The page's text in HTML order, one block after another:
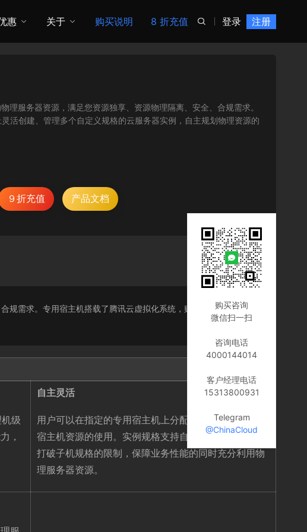
登录 注册

惠 关于 购买说明 8 折充值
服务器资源，满足您资源独享、资源物理隔离、安全、合规需求。
活创建、管理多个自定义规格的云服务器实例，自主规划物理资源的
９折充值 产品文档
需求。专用宿主机搭载了腾讯云虚拟化系统，购买之后，您可在
级
，
自主灵活
用户可以在指定的专用宿主机上分配云服务器自主规划
宿主机资源的使用。实例规格支持自定义，灵活配置，
打破子机规格的限制，保障业务性能的同时充分利用物
理服务器资源。
购买咨询
微信扫一扫
咨询电话
4000144014
客户经理电话
15313800931
Telegram
@ChinaCloud